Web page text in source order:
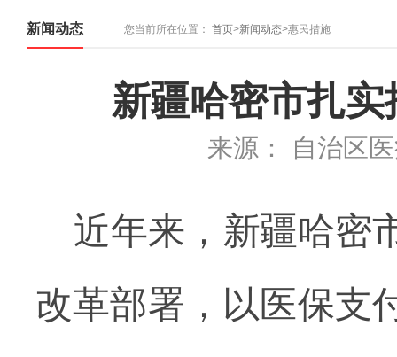
新闻动态 您当前所在位置： 首页>新闻动态>惠民措施
新疆哈密市扎
来源： 自治区
近年来，新疆哈密
改革部署，以医保支